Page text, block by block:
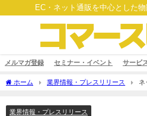
EC・ネット通販を中心とした
メルマガ登録 セミナー・イベント サービ
ホーム 業界情報・プレスリリース
ネ
業界情報・プレスリリース